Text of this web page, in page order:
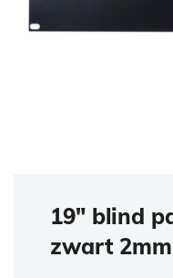
19″ blind
zwart 2mm